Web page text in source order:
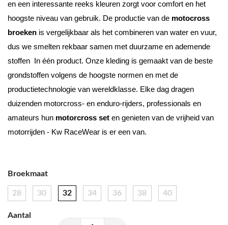
en een interessante reeks kleuren zorgt voor comfort en het
hoogste niveau van gebruik. De productie van de motocross
broeken is vergelijkbaar als het combineren van water en vuur,
dus we smelten rekbaar samen met duurzame en ademende
stoffen  In één product. Onze kleding is gemaakt van de beste
grondstoffen volgens de hoogste normen en met de
productietechnologie van wereldklasse. Elke dag dragen
duizenden motorcross- en enduro-rijders, professionals en
amateurs hun motorcross set en genieten van de vrijheid van
motorrijden - Kw RaceWear is er een van.
Broekmaat
28 30 32 34 36 38 40
Aantal